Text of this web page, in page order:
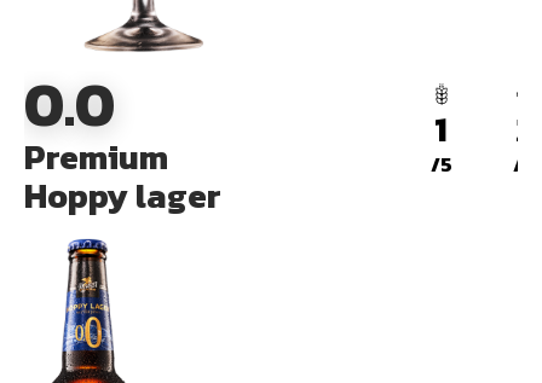
0.0
Premium
Hoppy lager
1
/5
2
/5